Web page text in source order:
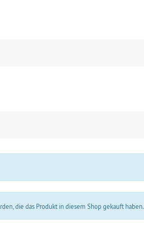
die das Produkt in diesem Shop gekauft haben.